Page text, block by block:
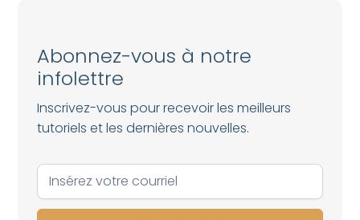
Abonnez-vous à notre
infolettre
Inscrivez-vous pour recevoir les meilleurs
tutoriels et les dernières nouvelles.